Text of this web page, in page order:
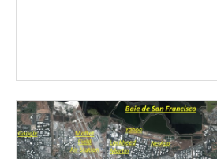
Image
de
couverture